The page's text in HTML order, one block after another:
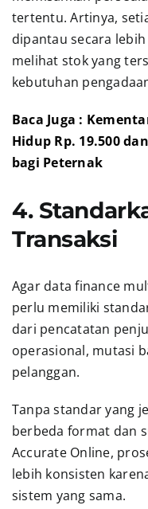
tertentu. Artinya,
dipantau secara
melihat stok yang
kebutuhan
Baca Juga :
Hidup Rp. 19.500
bagi Peternak
4.
Transaksi
Agar data finance
perlu memiliki
dari pencatatan
operasional, mutasi
pelanggan.
Tanpa standar yang
berbeda format dan
Accurate Online,
lebih konsisten
sistem yang sama.